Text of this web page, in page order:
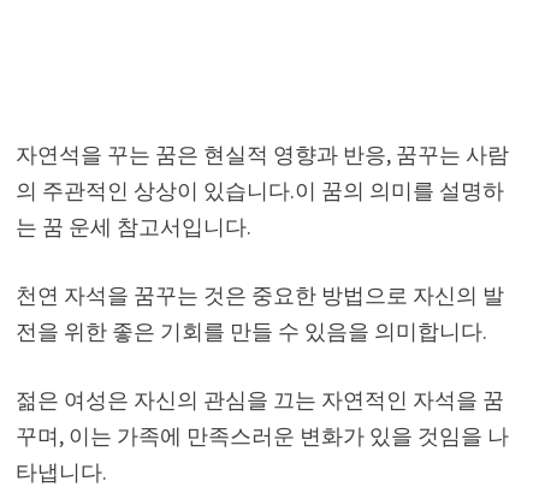
자연석을 꾸는 꿈은 현실적 영향과 반응, 꿈꾸는 사람
의 주관적인 상상이 있습니다.이 꿈의 의미를 설명하
는 꿈 운세 참고서입니다.
천연 자석을 꿈꾸는 것은 중요한 방법으로 자신의 발
전을 위한 좋은 기회를 만들 수 있음을 의미합니다.
젊은 여성은 자신의 관심을 끄는 자연적인 자석을 꿈
꾸며, 이는 가족에 만족스러운 변화가 있을 것임을 나
타냅니다.